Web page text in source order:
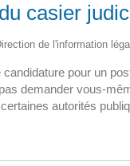
casier
de l'information
pour un
demander vous-
autorités